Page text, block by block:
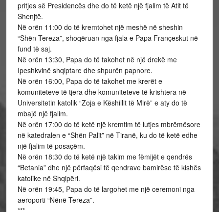
pritjes së Presidencës dhe do të ketë një fjalim të Atit të
Shenjtë.
Në orën 11:00 do të kremtohet një meshë në sheshin
“Shën Tereza”, shoqëruan nga fjala e Papa Françeskut në
fund të saj.
Në orën 13:30, Papa do të takohet në një drekë me
Ipeshkvinë shqiptare dhe shpurën papnore.
Në orën 16:00, Papa do të takohet me krerët e
komuniteteve të tjera dhe komuniteteve të krishtera në
Universitetin katolik “Zoja e Këshillit të Mirë” e aty do të
mbajë një fjalim.
Në orën 17:00 do të ketë një kremtim të lutjes mbrëmësore
në katedralen e “Shën Palit” në Tiranë, ku do të ketë edhe
një fjalim të posaçëm.
Në orën 18:30 do të ketë një takim me fëmijët e qendrës
“Betania” dhe një përfaqësi të qendrave bamirëse të kishës
katolike në Shqipëri.
Në orën 19:45, Papa do të largohet me një ceremoni nga
aeroporti “Nënë Tereza”.